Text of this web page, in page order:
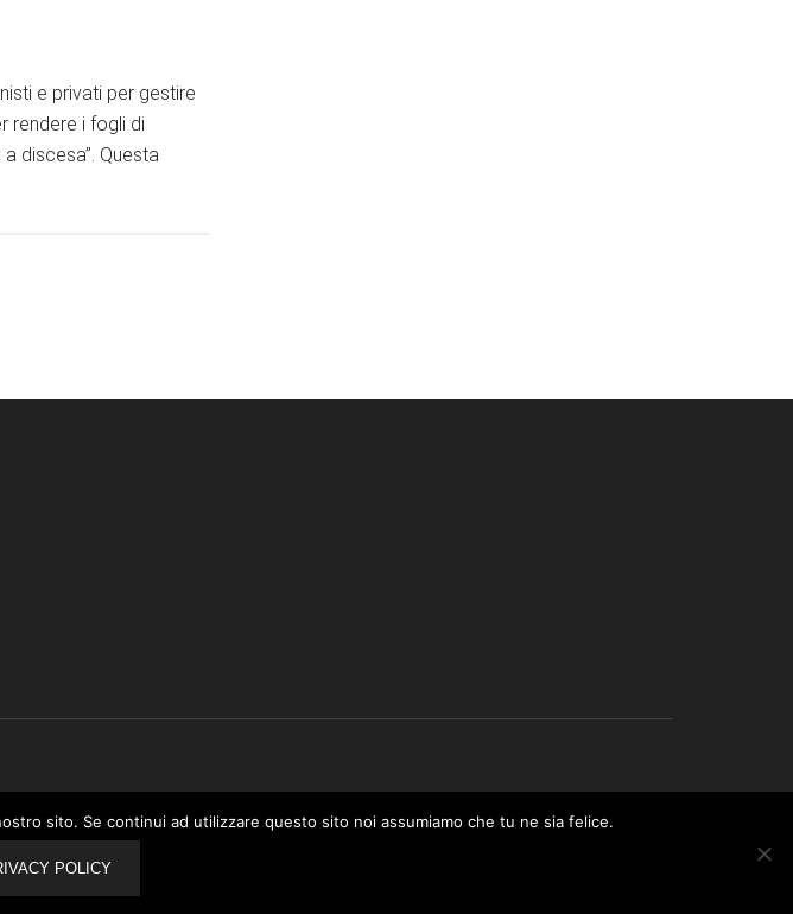
e privati per gestire
rendere i fogli di
discesa”. Questa
Amazon, il presente sito riceve un guadagno per ciascun acquisto idoneo.
sito. Se continui ad utilizzare questo sito noi assumiamo che tu ne sia felice.
POLICY